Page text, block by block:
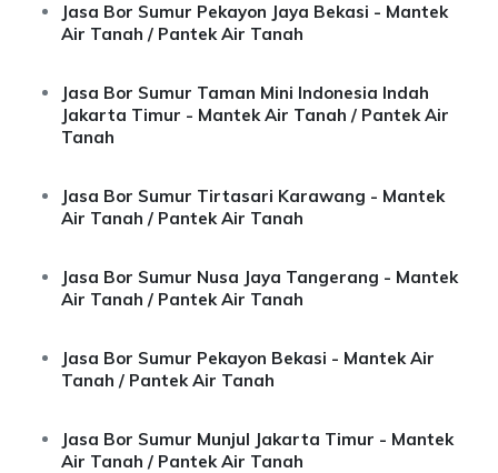
Jasa Bor Sumur Pekayon Jaya Bekasi - Mantek
Air Tanah / Pantek Air Tanah
Jasa Bor Sumur Taman Mini Indonesia Indah
Jakarta Timur - Mantek Air Tanah / Pantek Air
Tanah
Jasa Bor Sumur Tirtasari Karawang - Mantek
Air Tanah / Pantek Air Tanah
Jasa Bor Sumur Nusa Jaya Tangerang - Mantek
Air Tanah / Pantek Air Tanah
Jasa Bor Sumur Pekayon Bekasi - Mantek Air
Tanah / Pantek Air Tanah
Jasa Bor Sumur Munjul Jakarta Timur - Mantek
Air Tanah / Pantek Air Tanah